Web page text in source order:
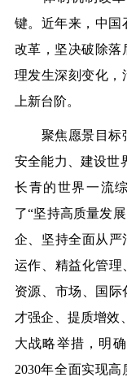
键。近年来，中国
改革，坚决破除落
理发生深刻变化，
上新台阶。
聚焦愿景目标强
安全能力、建设世
长青的世界一流
了“坚持高质量发
企、坚持全面从严
运作、精益化管理
资源、市场、国际
才强企、提质增效
大战略举措，明
2030年全面实现